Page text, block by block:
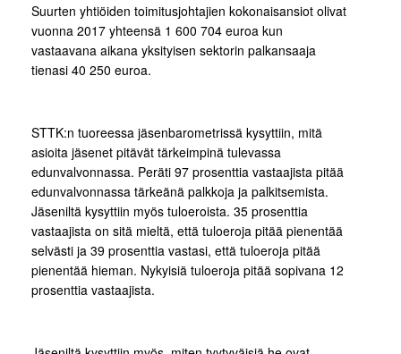
Suurten yhtiöiden toimitusjohtajien kokonaisansiot olivat
vuonna 2017 yhteensä 1 600 704 euroa kun
vastaavana aikana yksityisen sektorin palkansaaja
tienasi 40 250 euroa.
STTK:n tuoreessa jäsenbarometrissä kysyttiin, mitä
asioita jäsenet pitävät tärkeimpinä tulevassa
edunvalvonnassa. Peräti 97 prosenttia vastaajista pitää
edunvalvonnassa tärkeänä palkkoja ja palkitsemista.
Jäseniltä kysyttiin myös tuloeroista. 35 prosenttia
vastaajista on sitä mieltä, että tuloeroja pitää pienentää
selvästi ja 39 prosenttia vastasi, että tuloeroja pitää
pienentää hieman. Nykyisiä tuloeroja pitää sopivana 12
prosenttia vastaajista.